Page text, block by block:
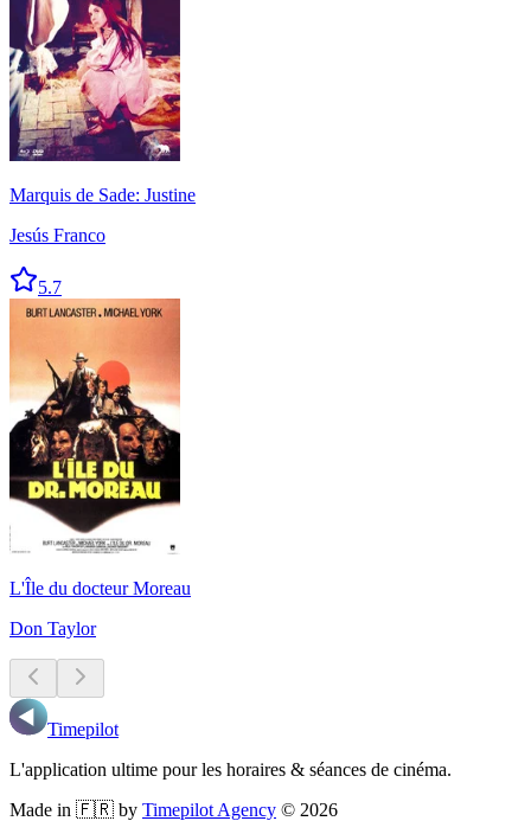
Marquis de Sade: Justine
Jesús Franco
5.7
L'Île du docteur Moreau
Don Taylor
Timepilot
L'application ultime pour les horaires & séances de cinéma.
Made in 🇫🇷 by Timepilot Agency © 2026